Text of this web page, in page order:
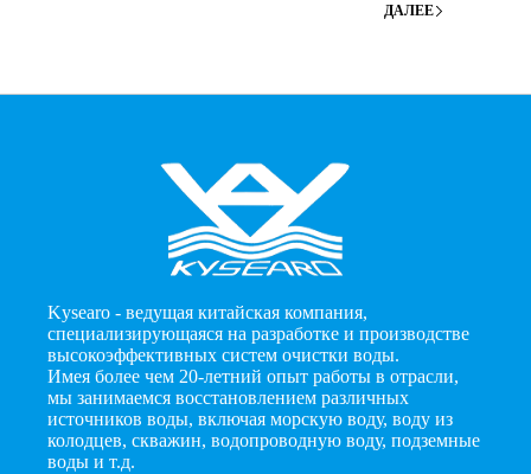
ДАЛЕЕ
Kysearo - ведущая китайская компания,
специализирующаяся на разработке и производстве
высокоэффективных систем очистки воды.
Имея более чем 20-летний опыт работы в отрасли,
мы занимаемся восстановлением различных
источников воды, включая морскую воду, воду из
колодцев, скважин, водопроводную воду, подземные
воды и т.д.